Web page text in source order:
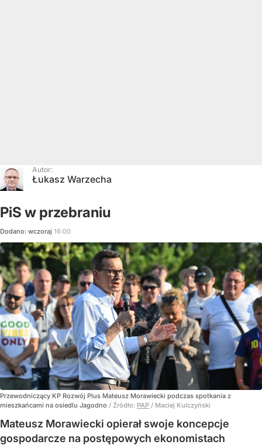
Autor:
Łukasz Warzecha
PiS w przebraniu
Dodano: wczoraj 16:00
Przewodniczący KP Rozwój Plus Mateusz Morawiecki podczas spotkania z
mieszkańcami na osiedlu Jagodno / Źródło: PAP / Maciej Kulczyński
Mateusz Morawiecki opierał swoje koncepcje
gospodarcze na postępowych ekonomistach